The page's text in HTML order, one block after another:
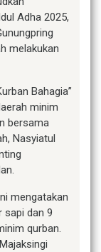
Adha 2025,
melakukan
Bahagia”
minim
bersama
Nasyiatul
mengatakan
sapi dan 9
qurban.